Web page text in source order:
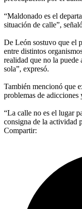
“Maldonado es el
situación de calle”,
De León sostuvo que el
entre distintos
realidad que no la
sola”, expresó.
También mencionó que
problemas de adicciones
“La calle no es el lugar
consigna de la actividad
Compartir: